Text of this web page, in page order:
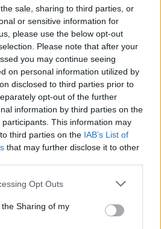
sale, sharing to third parties, or
or sensitive information for
please use the below opt-out
Please note that after your
you may continue seeing
on personal information utilized by
disclosed to third parties prior to
opt-out of the further
information by third parties on the
participants. This information may
third parties on the IAB’s List of
that may further disclose it to other
app uses one or more Google
usage behaviour. You may click to
Google and its third-party tags to
Opt Outs
Sharing of my
26.